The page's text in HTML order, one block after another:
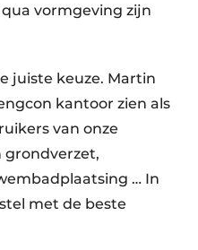
vormgeving zijn
juiste keuze. Martin
kantoor zien als
van onze
grondverzet,
… In
met de beste